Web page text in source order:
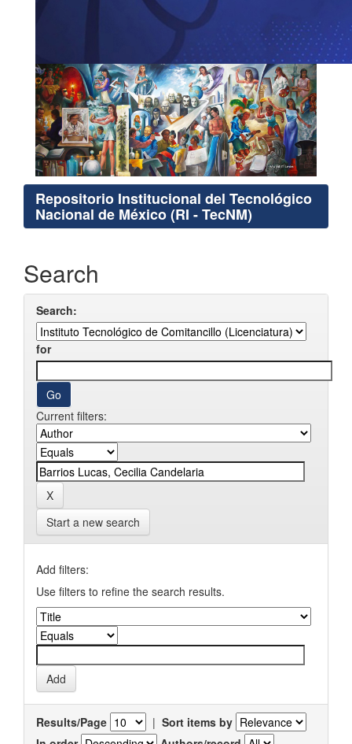
Repositorio Institucional del Tecnológico
Nacional de México (RI - TecNM)
Search
Search:
for
Current filters:
Start a new search
Add filters:
Use filters to refine the search results.
Results/Page | Sort items by